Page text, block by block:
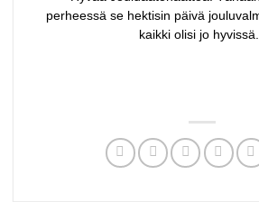
perheessä se hektisin päivä
kaikki olisi jo hyvissä...